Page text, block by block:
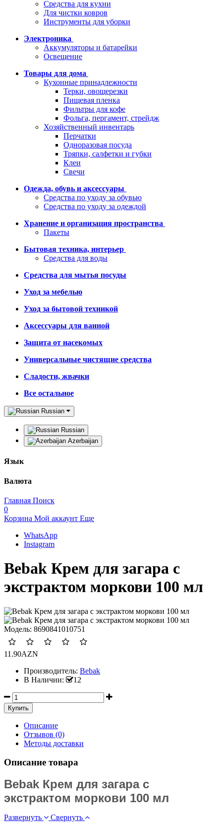
Средства для кухни
Для чистки ковров
Инструменты для уборки
Электроника
Аккумуляторы и батарейки
Освещение
Товары для дома
Кухонные принадлежности
Терки, овощерезки
Пищевая пленка
Фильтры для кофе
Фольга, пергамент, стрейдж
Хозяйственный инвентарь
Перчатки
Одноразовая посуда
Тряпки, салфетки и губки
Клеи
Свечи
Одежда, обувь и аксессуары
Средства по уходу за обувью
Средства по уходу за одеждой
Хранение и организация пространства
Пакеты
Бытовая техника, интерьер
Средства для воды
Средства для мытья посуды
Уход за мебелью
Уход за бытовой техникой
Аксессуары для ванной
Защита от насекомых
Универсальные чистящие средства
Сладости, жвачки
Все остальное
Russian
Russian
Azerbaijan
Язык
Валюта
Главная Поиск
0
Корзина Мой аккаунт Еще
WhatsApp
Instagram
Bebak Крем для загара с
экстрактом моркови 100 мл
Модель: 8690841010751
11.90AZN
Производитель: Bebak
В Наличии:
12
Описание
Отзывов (0)
Методы доставки
Описание товара
Bebak Крем для загара с
экстрактом моркови 100 мл
Развернуть Свернуть